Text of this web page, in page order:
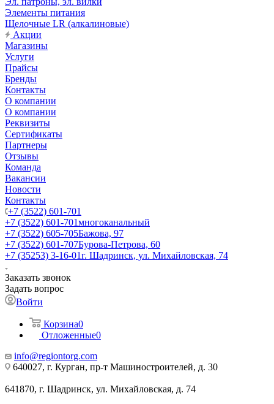
Элементы питания
Щелочные LR (алкалиновые)
Акции
Магазины
Услуги
Прайсы
Бренды
Контакты
О компании
О компании
Реквизиты
Сертификаты
Партнеры
Отзывы
Команда
Вакансии
Новости
Контакты
+7 (3522) 601-701
+7 (3522) 601-701многоканальный
+7 (3522) 605-705Бажова, 97
+7 (3522) 601-707Бурова-Петрова, 60
+7 (35253) 3-16-01г. Шадринск, ул. Михайловская, 74
Заказать звонок
Задать вопрос
Войти
Корзина0
Отложенные0
info@regiontorg.com
640027, г. Курган, пр-т Машиностроителей, д. 30
641870, г. Шадринск, ул. Михайловская, д. 74